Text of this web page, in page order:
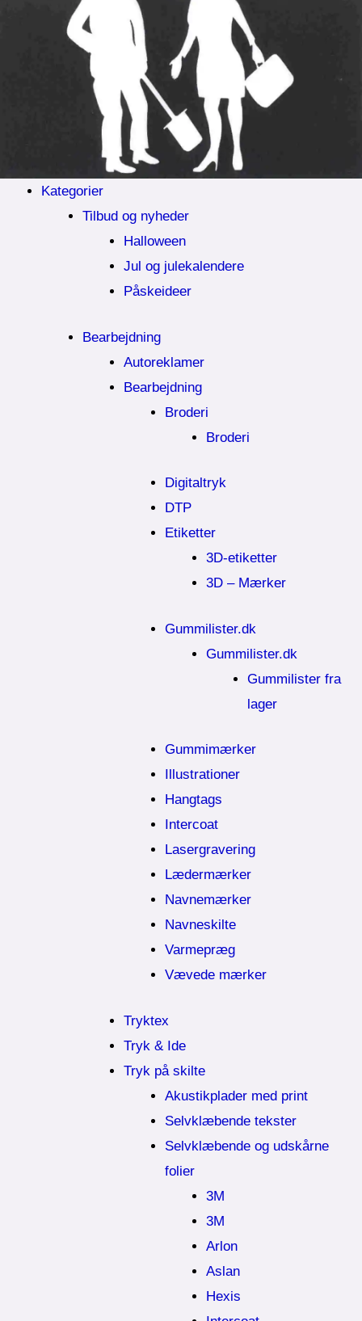
Kategorier
Tilbud og nyheder
Halloween
Jul og julekalendere
Påskeideer
Bearbejdning
Autoreklamer
Bearbejdning
Broderi
Broderi
Digitaltryk
DTP
Etiketter
3D-etiketter
3D – Mærker
Gummilister.dk
Gummilister.dk
Gummilister fra
lager
Gummimærker
Illustrationer
Hangtags
Intercoat
Lasergravering
Lædermærker
Navnemærker
Navneskilte
Varmepræg
Vævede mærker
Tryktex
Tryk & Ide
Tryk på skilte
Akustikplader med print
Selvklæbende tekster
Selvklæbende og udskårne
folier
3M
3M
Arlon
Aslan
Hexis